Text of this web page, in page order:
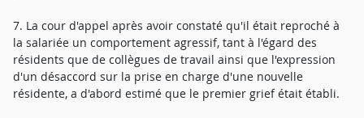
7. La cour d'appel après avoir constaté qu'il était reproché à
la salariée un comportement agressif, tant à l'égard des
résidents que de collègues de travail ainsi que l'expression
d'un désaccord sur la prise en charge d'une nouvelle
résidente, a d'abord estimé que le premier grief était établi.